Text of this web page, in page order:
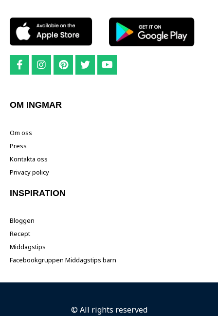
OM INGMAR
Om oss
Press
Kontakta oss
Privacy policy
INSPIRATION
Bloggen
Recept
Middagstips
Facebookgruppen Middagstips barn
© All rights reserved